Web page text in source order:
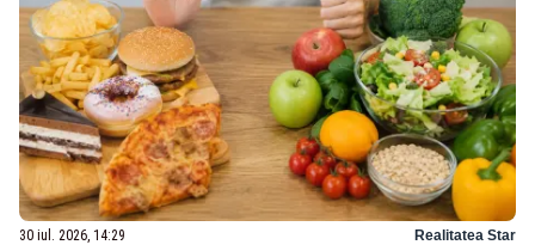
30 iul. 2026, 14:29 Realitatea Star